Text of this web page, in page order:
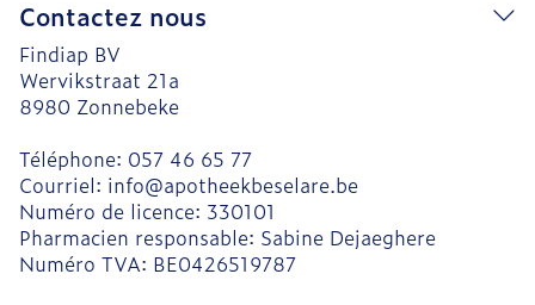
Contactez nous
Findiap BV
Wervikstraat 21a
8980 Zonnebeke
Téléphone: 057 46 65 77
Courriel: info@apotheekbeselare.be
Numéro de licence: 330101
Pharmacien responsable: Sabine Dejaeghere
Numéro TVA: BE0426519787